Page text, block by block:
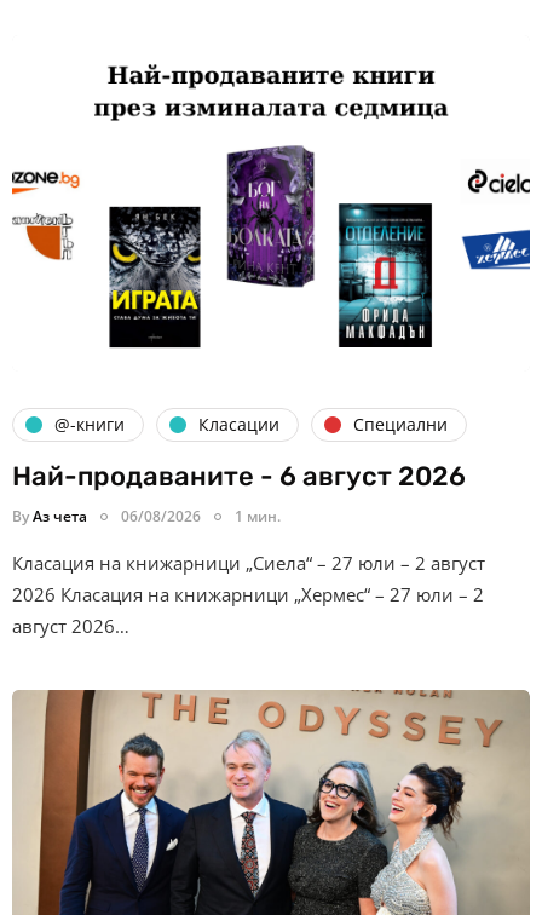
@-книги Класации Специални
Най-продаваните - 6 август 2026
ByАз чета 06/08/2026 1 мин.
Класация на книжарници „Сиела“ – 27 юли – 2 август
2026 Класация на книжарници „Хермес“ – 27 юли – 2
август 2026…